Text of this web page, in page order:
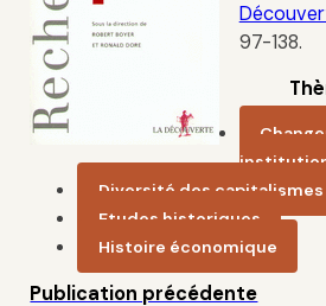
97-138.
Diversité des capitalismes
Etudes historiques
Histoire économique
Publication précédente